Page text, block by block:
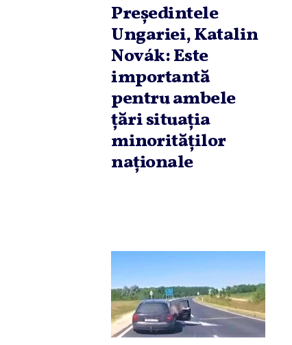
Preşedintele
Ungariei, Katalin
Novák: Este
importantă
pentru ambele
ţări situaţia
minorităţilor
naţionale